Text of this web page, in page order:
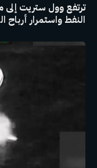
ترتفع وول ستريت
النفط واستمرار أرباح